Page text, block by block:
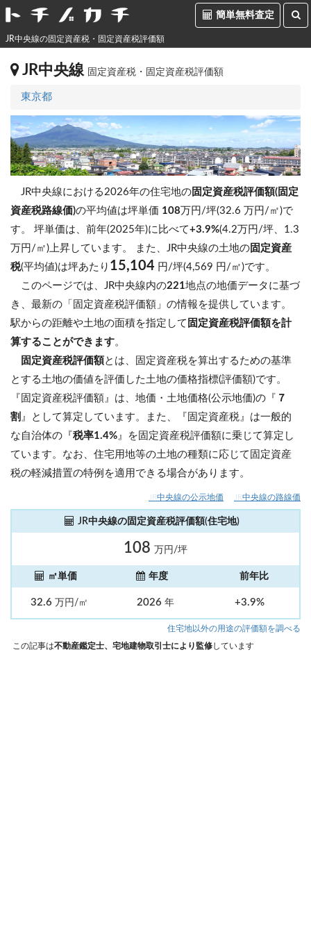
簡単無料査定
JR中央線の固定資産税・固定資産税評価額
JR中央線 固定資産税・固定資産税評価額
東京都
JR中央線における2026年の住宅地の 固定資産税評価額(固定
資産税路線価)の平均値は坪単価 108万円/坪(32.6 万円/㎡)で
す。 坪単価は、前年(2025年)に比べて+3.9%(4.2万円/坪、1.3
万円/㎡)上昇しています。
また、JR中央線の土地の 固定資産
税(平均値)は坪あたり 15,104 円/坪(4,569 円/㎡)です。
このページでは、JR中央線内の221地点の地価データに基づ
き、最新の「固定資産税評価額」の情報を提供しています。
駅からの距離や土地の面積を指定して 固定資産税評価額を計
算することができます。
固定資産税評価額とは、固定資産税を算出するための基準
とする土地の価値を評価した土地の価格指標(評価額)です。
『固定資産税評価額』は、地価・土地価格(公示地価)の『 ７
割 』として算定しています。また、『固定資産税』は一般的
な自治体の『税率1.4% 』を固定資産税評価額に乗じて算定し
ています。なお、住宅用地等の土地の種類に応じて固定資産
税の軽減措置の特例を適用できる場合があります。
JR中央線の公示地価 JR中央線の路線価
JR中央線の固定資産税評価額(住宅地)
108 万円/坪
㎡単価 年度 前年比
32.6万円/㎡ 2026 年 +3.9%
住宅地以外の用途の評価額を調べる
この記事は不動産鑑定士、宅地建物取引士により監修しています